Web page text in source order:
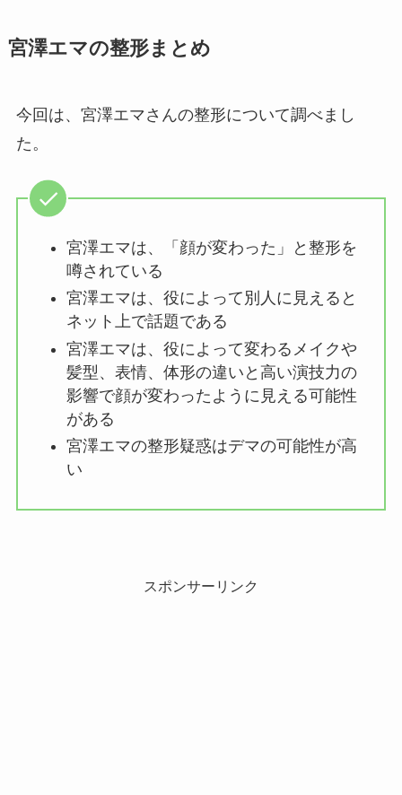
宮澤エマの整形まとめ
今回は、宮澤エマさんの整形について調べまし
た。
宮澤エマは、「顔が変わった」と整形を
噂されている
宮澤エマは、役によって別人に見えると
ネット上で話題である
宮澤エマは、役によって変わるメイクや
髪型、表情、体形の違いと高い演技力の
影響で顔が変わったように見える可能性
がある
宮澤エマの整形疑惑はデマの可能性が高
い
スポンサーリンク